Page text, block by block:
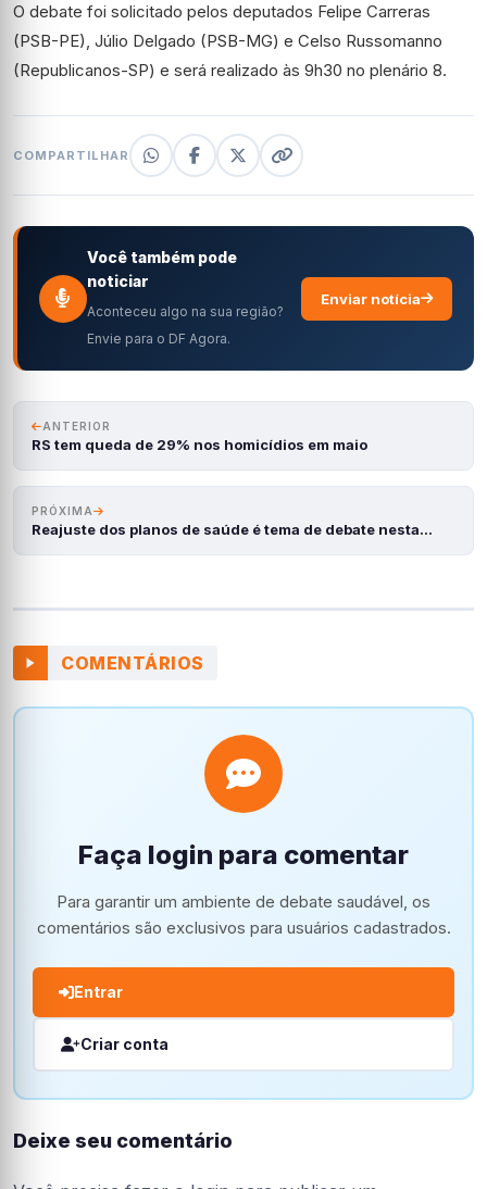
O debate foi solicitado pelos deputados Felipe Carreras
(PSB-PE), Júlio Delgado (PSB-MG) e Celso Russomanno
(Republicanos-SP) e será realizado às 9h30 no plenário 8.
COMPARTILHAR
Você também pode
noticiar
Aconteceu algo na sua região?
Envie para o DF Agora.
Enviar notícia
ANTERIOR
RS tem queda de 29% nos homicídios em maio
PRÓXIMA
Reajuste dos planos de saúde é tema de debate nesta…
COMENTÁRIOS
Faça login para comentar
Para garantir um ambiente de debate saudável, os
comentários são exclusivos para usuários cadastrados.
Entrar
Criar conta
Deixe seu comentário